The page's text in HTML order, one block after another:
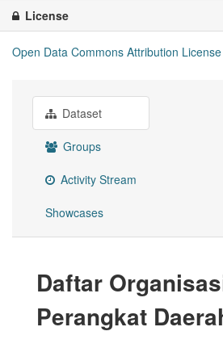
License
Open Data Commons Attribution License
Dataset
Groups
Activity Stream
Showcases
Daftar
Perangkat